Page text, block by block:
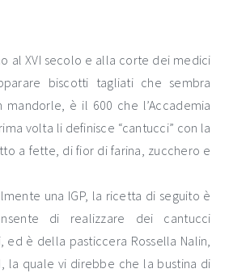
al XVI secolo e alla corte dei medici
biscotti tagliati che sembra
mandorle, è il 600 che l’Accademia
volta li definisce “cantucci” con la
a fette, di fior di farina, zucchero e
una IGP, la ricetta di seguito è
di realizzare dei cantucci
è della pasticcera Rossella Nalin,
la quale vi direbbe che la bustina di